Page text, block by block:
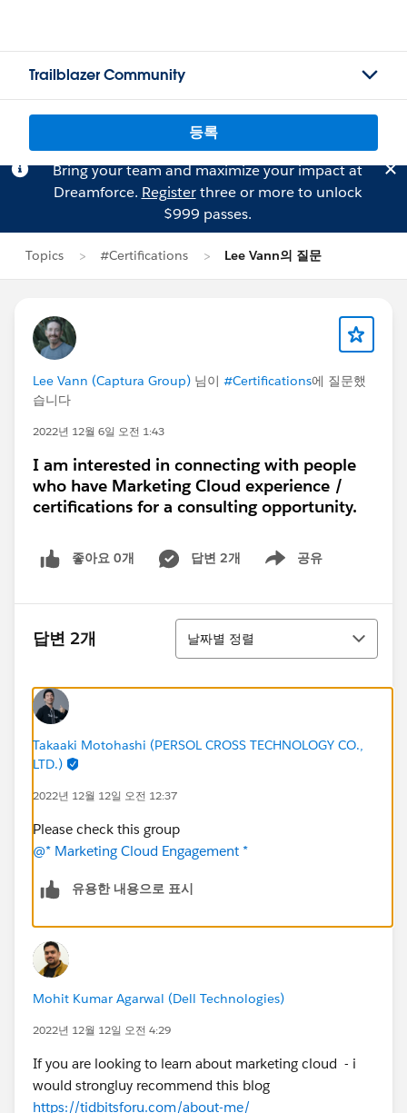
Trailblazer Community
등록
Bring your team and maximize your impact at
Dreamforce. Registerthree or more to unlock
$999 passes.
Topics #Certifications Lee Vann의 질문
Lee Vann (Captura Group) 님이 #Certifications에 질문했
습니다
2022년 12월 6일 오전 1:43
I am interested in connecting with people
who have Marketing Cloud experience /
certifications for a consulting opportunity.
좋아요 0개 답변 2개 공유
Show menu
답변 2개
정렬
날짜별 정렬
Takaaki Motohashi (PERSOL CROSS TECHNOLOGY CO.,
LTD.)
2022년 12월 12일 오전 12:37
Please check this group
@* Marketing Cloud Engagement *
유용한 내용으로 표시
Mohit Kumar Agarwal (Dell Technologies)
2022년 12월 12일 오전 4:29
If you are looking to learn about marketing cloud - i
would strongluy recommend this blog
https://tidbitsforu.com/about-me/